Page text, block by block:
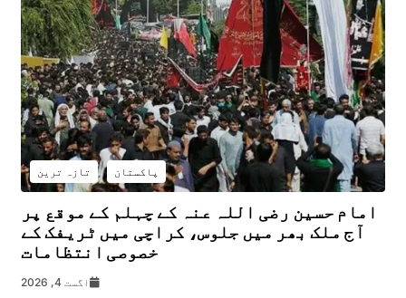
پاکستان تازہ ترین
امام حسین رضی اللہ عنہ کے چہلم کے موقع پر
آج ملک بھر میں جلوس، کراچی میں ٹریفک کے
خصوصی انتظامات
اگست 4, 2026